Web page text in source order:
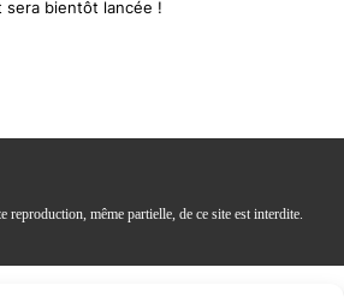
sera bientôt lancée !
reproduction, même partielle, de ce site est interdite.